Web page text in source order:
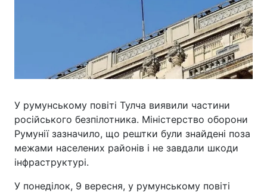
У румунському повіті Тулча виявили частини
російського безпілотника. Міністерство оборони
Румунії зазначило, що рештки були знайдені поза
межами населених районів і не завдали шкоди
інфраструктурі.
У понеділок, 9 вересня, у румунському повіті